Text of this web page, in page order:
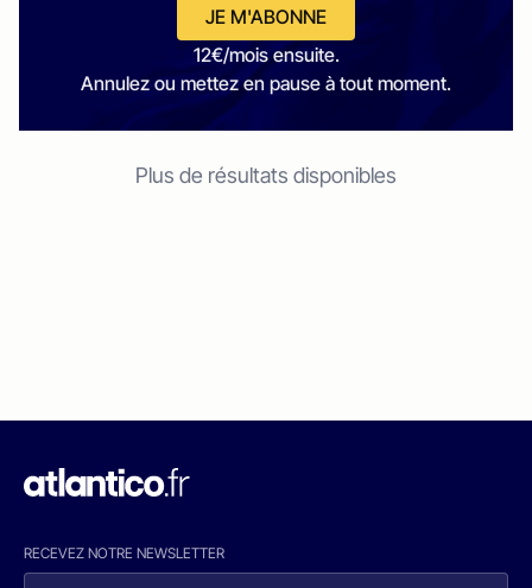
JE M'ABONNE
12€/mois ensuite.
Annulez ou mettez en pause à tout moment.
Plus de résultats disponibles
RECEVEZ NOTRE NEWSLETTER